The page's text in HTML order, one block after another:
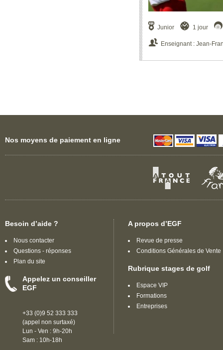
Junior 1 jour
Enseignant : Jean-
Nos moyens de paiement en ligne
Besoin d’aide ?
Nous contacter
Questions - réponses
Plan du site
Appelez un conseiller
EGF
+33 (0)9 52 333 333
(appel non surtaxé)
Lun - Ven : 9h-20h
Sam : 10h-18h
A propos d’EGF
Revue de presse
Conditions Générales de Vente
Rubrique stages de golf
Espace VIP
Formations
Entreprises